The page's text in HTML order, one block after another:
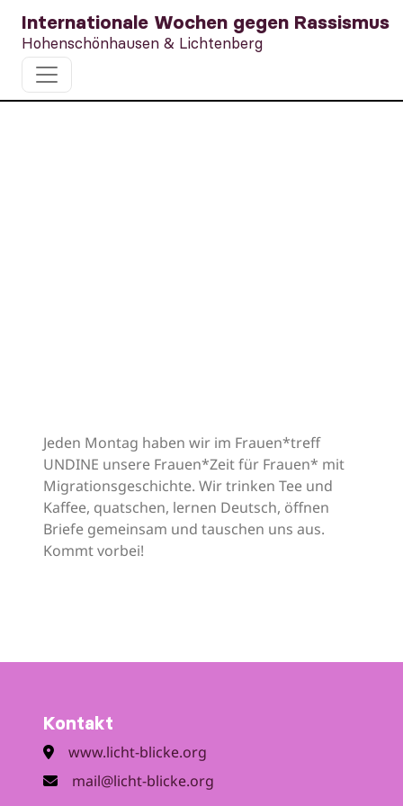
Internationale Wochen gegen Rassismus
Hohenschönhausen & Lichtenberg
Jeden Montag haben wir im Frauen*treff
UNDINE unsere Frauen*Zeit für Frauen* mit
Migrationsgeschichte. Wir trinken Tee und
Kaffee, quatschen, lernen Deutsch, öffnen
Briefe gemeinsam und tauschen uns aus.
Kommt vorbei!
Kontakt
www.licht-blicke.org
mail@licht-blicke.org